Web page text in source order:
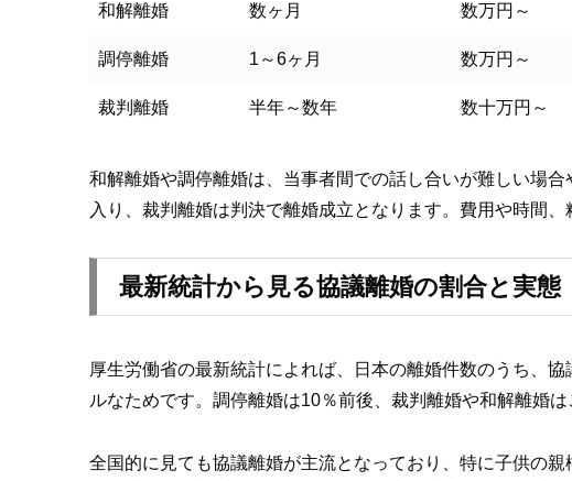
和解離婚 数ヶ月 数万円～
調停離婚 1～6ヶ月 数万円～
裁判離婚 半年～数年 数十万円～
和解離婚や調停離婚は、当事者間での話し合いが難しい場
入り、裁判離婚は判決で離婚成立となります。費用や時間
最新統計から見る協議離婚の割合と実態
厚生労働省の最新統計によれば、日本の離婚件数のうち、
ルなためです。調停離婚は10％前後、裁判離婚や和解離婚は
全国的に見ても協議離婚が主流となっており、特に子供の